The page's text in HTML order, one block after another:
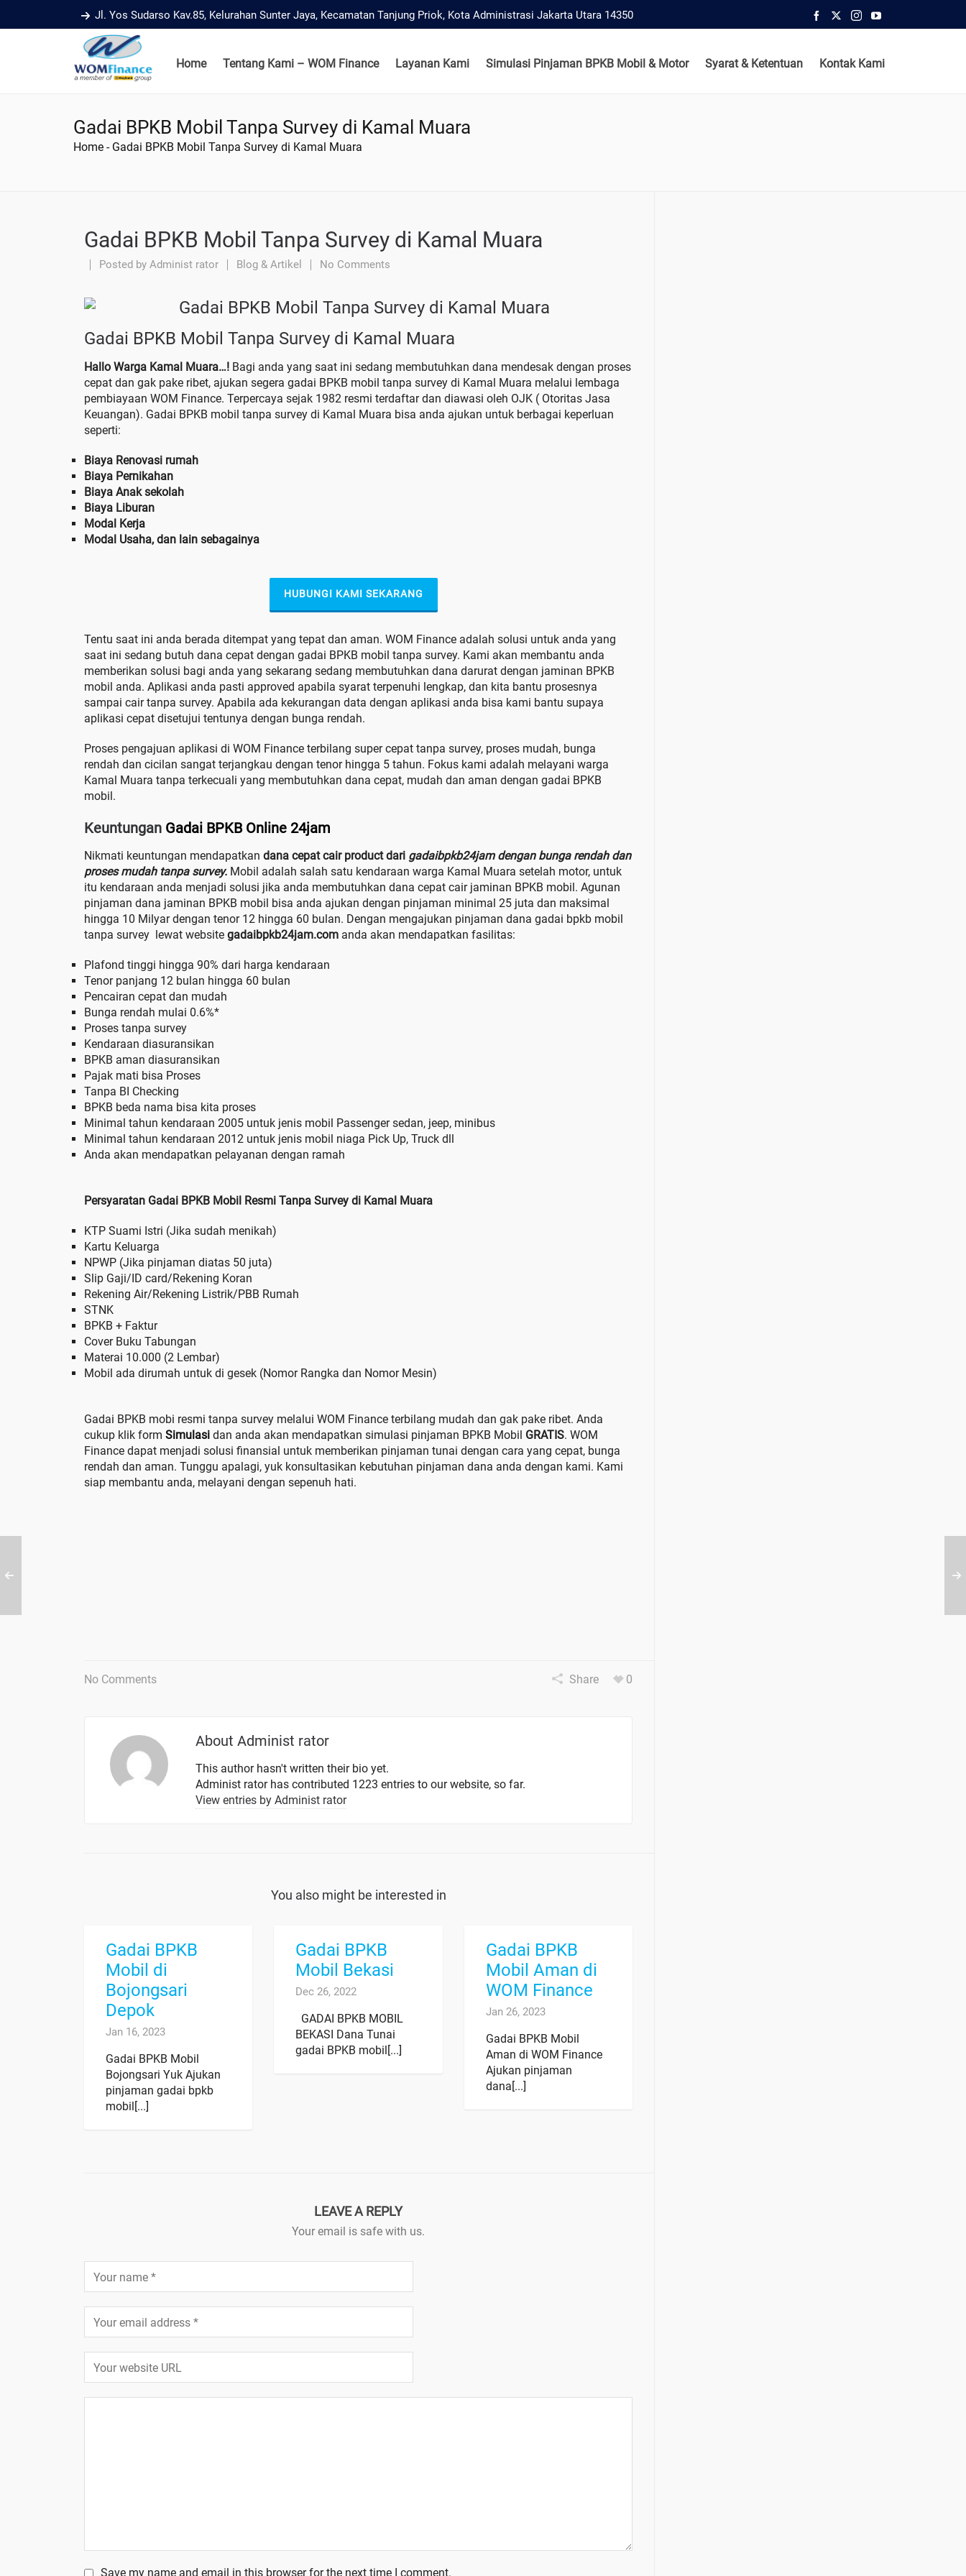
Jl. Yos Sudarso Kav.85, Kelurahan Sunter Jaya, Kecamatan Tanjung Priok, Kota Administrasi Jakarta Utara 14350
Home Tentang Kami – WOM Finance Layanan Kami Simulasi Pinjaman BPKB Mobil & Motor Syarat & Ketentuan Kontak Kami
Gadai BPKB Mobil Tanpa Survey di Kamal Muara
Home - Gadai BPKB Mobil Tanpa Survey di Kamal Muara
Gadai BPKB Mobil Tanpa Survey di Kamal Muara
Posted by Administ rator Blog & Artikel No Comments
Gadai BPKB Mobil Tanpa Survey di Kamal Muara
Hallo Warga Kamal Muara…! Bagi anda yang saat ini sedang membutuhkan dana mendesak dengan proses
cepat dan gak pake ribet, ajukan segera gadai BPKB mobil tanpa survey di Kamal Muara melalui lembaga
pembiayaan WOM Finance. Terpercaya sejak 1982 resmi terdaftar dan diawasi oleh OJK ( Otoritas Jasa
Keuangan). Gadai BPKB mobil tanpa survey di Kamal Muara bisa anda ajukan untuk berbagai keperluan
seperti:
Biaya Renovasi rumah
Biaya Pernikahan
Biaya Anak sekolah
Biaya Liburan
Modal Kerja
Modal Usaha, dan lain sebagainya
HUBUNGI KAMI SEKARANG
Tentu saat ini anda berada ditempat yang tepat dan aman. WOM Finance adalah solusi untuk anda yang
saat ini sedang butuh dana cepat dengan gadai BPKB mobil tanpa survey. Kami akan membantu anda
memberikan solusi bagi anda yang sekarang sedang membutuhkan dana darurat dengan jaminan BPKB
mobil anda. Aplikasi anda pasti approved apabila syarat terpenuhi lengkap, dan kita bantu prosesnya
sampai cair tanpa survey. Apabila ada kekurangan data dengan aplikasi anda bisa kami bantu supaya
aplikasi cepat disetujui tentunya dengan bunga rendah.
Proses pengajuan aplikasi di WOM Finance terbilang super cepat tanpa survey, proses mudah, bunga
rendah dan cicilan sangat terjangkau dengan tenor hingga 5 tahun. Fokus kami adalah melayani warga
Kamal Muara tanpa terkecuali yang membutuhkan dana cepat, mudah dan aman dengan gadai BPKB
mobil.
Keuntungan Gadai BPKB Online 24jam
Nikmati keuntungan mendapatkan dana cepat cair product dari gadaibpkb24jam dengan bunga rendah dan
proses mudah tanpa survey. Mobil adalah salah satu kendaraan warga Kamal Muara setelah motor, untuk
itu kendaraan anda menjadi solusi jika anda membutuhkan dana cepat cair jaminan BPKB mobil. Agunan
pinjaman dana jaminan BPKB mobil bisa anda ajukan dengan pinjaman minimal 25 juta dan maksimal
hingga 10 Milyar dengan tenor 12 hingga 60 bulan. Dengan mengajukan pinjaman dana gadai bpkb mobil
tanpa survey lewat website gadaibpkb24jam.com anda akan mendapatkan fasilitas:
Plafond tinggi hingga 90% dari harga kendaraan
Tenor panjang 12 bulan hingga 60 bulan
Pencairan cepat dan mudah
Bunga rendah mulai 0.6%*
Proses tanpa survey
Kendaraan diasuransikan
BPKB aman diasuransikan
Pajak mati bisa Proses
Tanpa BI Checking
BPKB beda nama bisa kita proses
Minimal tahun kendaraan 2005 untuk jenis mobil Passenger sedan, jeep, minibus
Minimal tahun kendaraan 2012 untuk jenis mobil niaga Pick Up, Truck dll
Anda akan mendapatkan pelayanan dengan ramah
Persyaratan Gadai BPKB Mobil Resmi Tanpa Survey di Kamal Muara
KTP Suami Istri (Jika sudah menikah)
Kartu Keluarga
NPWP (Jika pinjaman diatas 50 juta)
Slip Gaji/ID card/Rekening Koran
Rekening Air/Rekening Listrik/PBB Rumah
STNK
BPKB + Faktur
Cover Buku Tabungan
Materai 10.000 (2 Lembar)
Mobil ada dirumah untuk di gesek (Nomor Rangka dan Nomor Mesin)
Gadai BPKB mobi resmi tanpa survey melalui WOM Finance terbilang mudah dan gak pake ribet. Anda
cukup klik form Simulasi dan anda akan mendapatkan simulasi pinjaman BPKB Mobil GRATIS. WOM
Finance dapat menjadi solusi finansial untuk memberikan pinjaman tunai dengan cara yang cepat, bunga
rendah dan aman. Tunggu apalagi, yuk konsultasikan kebutuhan pinjaman dana anda dengan kami. Kami
siap membantu anda, melayani dengan sepenuh hati.
No Comments Share 0
About Administ rator
This author hasn't written their bio yet.
Administ ratorhas contributed 1223 entries to our website, so far.
View entries by Administ rator
You also might be interested in
Gadai BPKB
Mobil di
Bojongsari
Depok
Jan 16, 2023
Gadai BPKB Mobil
Bojongsari Yuk Ajukan
pinjaman gadai bpkb
mobil[...]
Gadai BPKB
Mobil Bekasi
Dec 26, 2022
GADAI BPKB MOBIL
BEKASI Dana Tunai
gadai BPKB mobil[...]
Gadai BPKB
Mobil Aman di
WOM Finance
Jan 26, 2023
Gadai BPKB Mobil
Aman di WOM Finance
Ajukan pinjaman
dana[...]
LEAVE A REPLY
Your email is safe with us.
Save my name and email in this browser for the next time I comment.